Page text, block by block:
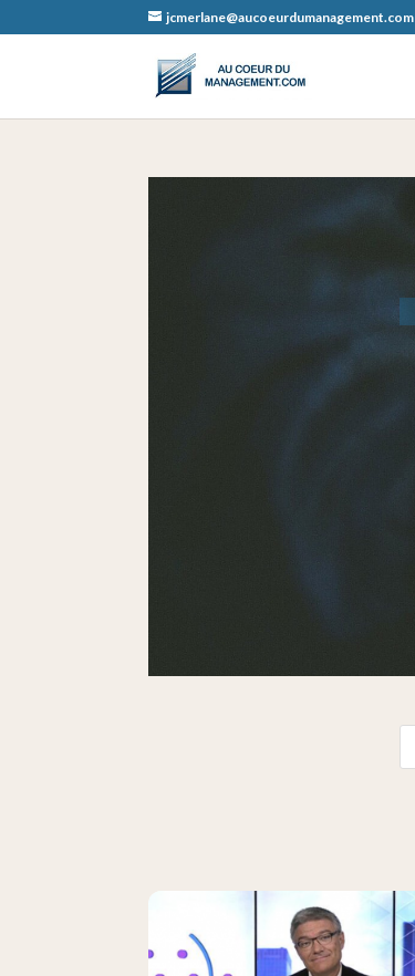
jcmerlane@aucoeurdumanagement.com